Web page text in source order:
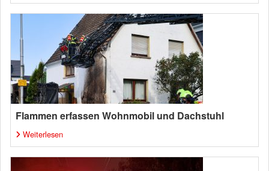
Flammen erfassen Wohnmobil und Dachstuhl
Weiterlesen